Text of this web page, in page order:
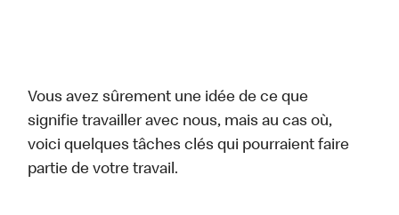
Vous avez sûrement une idée de ce que
signifie travailler avec nous, mais au cas où,
voici quelques tâches clés qui pourraient faire
partie de votre travail.